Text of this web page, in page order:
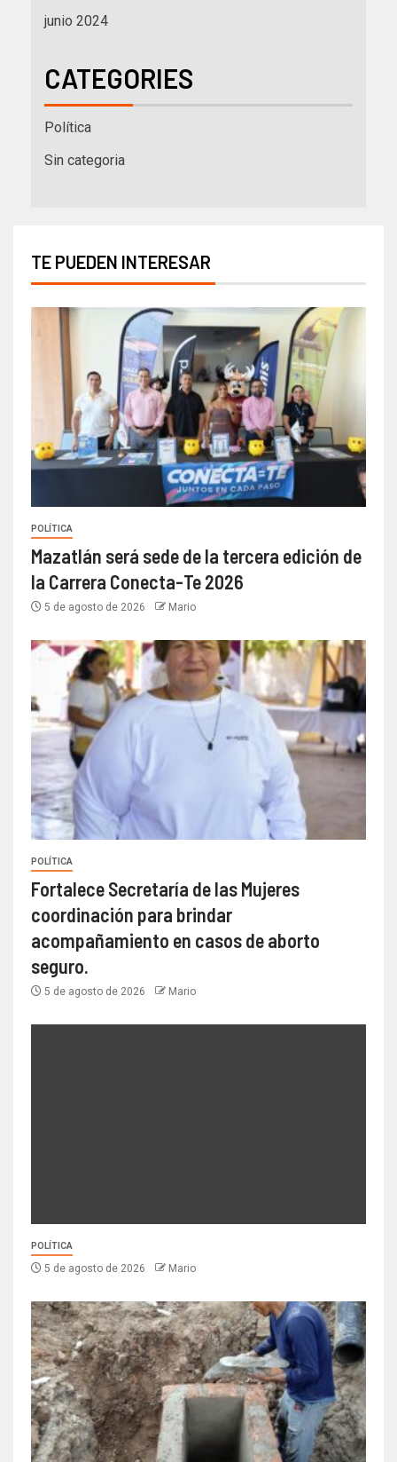
junio 2024
CATEGORIES
Política
Sin categoria
TE PUEDEN INTERESAR
POLÍTICA
Mazatlán será sede de la tercera edición de
la Carrera Conecta-Te 2026
5 de agosto de 2026 Mario
POLÍTICA
Fortalece Secretaría de las Mujeres
coordinación para brindar
acompañamiento en casos de aborto
seguro.
5 de agosto de 2026 Mario
POLÍTICA
5 de agosto de 2026 Mario